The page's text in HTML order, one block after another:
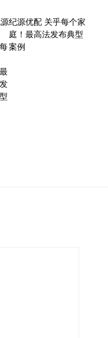
纪源优配 关乎每个家
庭！最高法发布典型
案例